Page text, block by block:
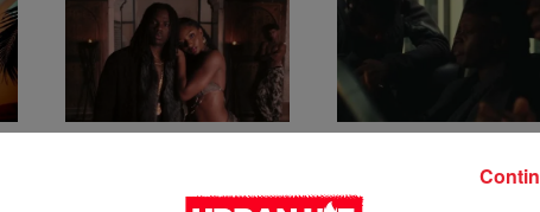
interlude Yorssy